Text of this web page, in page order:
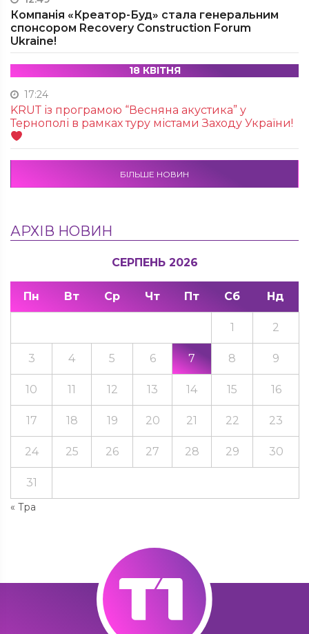
Компанія «Креатор-Буд» стала генеральним
спонсором Recovery Construction Forum
Ukraine!
18 КВІТНЯ
17:24
KRUТ із програмою “Весняна акустика” у
Тернополі в рамках туру містами Заходу України!
БІЛЬШЕ НОВИН
АРХІВ НОВИН
СЕРПЕНЬ 2026
Пн Вт Ср Чт Пт Сб Нд
« Тра
1 2
3 4 5 6 7 8 9
10 11 12 13 14 15 16
17 18 19 20 21 22 23
24 25 26 27 28 29 30
31